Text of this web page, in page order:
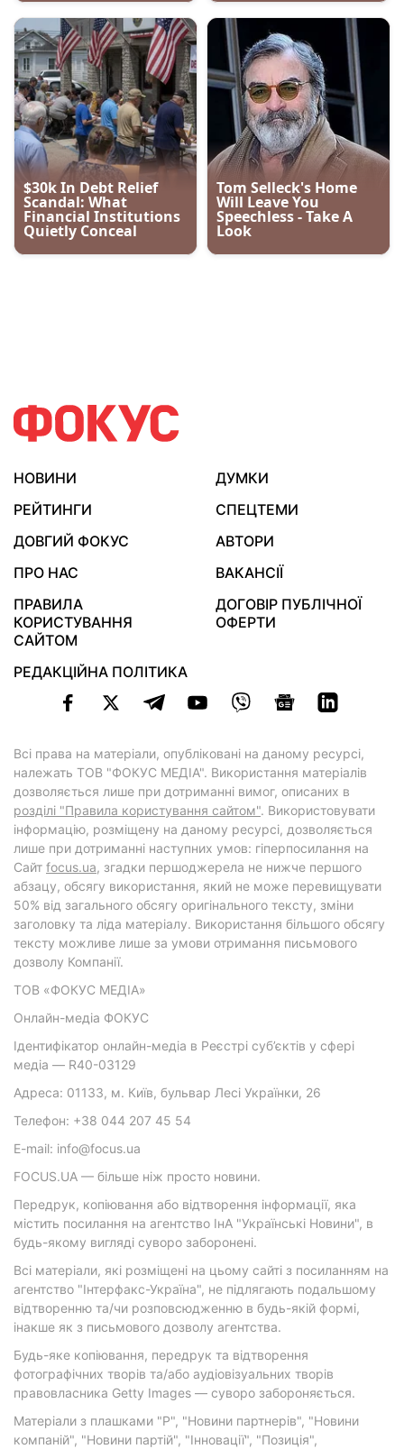
НОВИНИ
ДУМКИ
РЕЙТИНГИ
СПЕЦТЕМИ
ДОВГИЙ ФОКУС
АВТОРИ
ПРО НАС
ВАКАНСІЇ
ПРАВИЛА
КОРИСТУВАННЯ
САЙТОМ
ДОГОВІР ПУБЛІЧНОЇ
ОФЕРТИ
РЕДАКЦІЙНА ПОЛІТИКА
Всі права на матеріали, опубліковані на даному ресурсі,
належать ТОВ "ФОКУС МЕДІА". Використання матеріалів
дозволяється лише при дотриманні вимог, описаних в
розділі "Правила користування сайтом". Використовувати
інформацію, розміщену на даному ресурсі, дозволяється
лише при дотриманні наступних умов: гіперпосилання на
Cайт focus.ua, згадки першоджерела не нижче першого
абзацу, обсягу використання, який не може перевищувати
50% від загального обсягу оригінального тексту, зміни
заголовку та ліда матеріалу. Використання більшого обсягу
тексту можливе лише за умови отримання письмового
дозволу Компанії.
ТОВ «ФОКУС МЕДІА»
Онлайн-медіа ФОКУС
Ідентифікатор онлайн-медіа в Реєстрі суб’єктів у сфері
медіа — R40-03129
Адреса: 01133, м. Київ, бульвар Лесі Українки, 26
Телефон: +38 044 207 45 54
E-mail: info@focus.ua
FOCUS.UA — більше ніж просто новини.
Передрук, копіювання або відтворення інформації, яка
містить посилання на агентство ІнА "Українські Новини", в
будь-якому вигляді суворо заборонені.
Всі матеріали, які розміщені на цьому сайті з посиланням на
агентство "Інтерфакс-Україна", не підлягають подальшому
відтворенню та/чи розповсюдженню в будь-якій формі,
інакше як з письмового дозволу агентства.
Будь-яке копіювання, передрук та відтворення
фотографічних творів та/або аудіовізуальних творів
правовласника Getty Images — суворо забороняється.
Матеріали з плашками "Р", "Новини партнерів", "Новини
компаній", "Новини партій", "Інновації", "Позиція",